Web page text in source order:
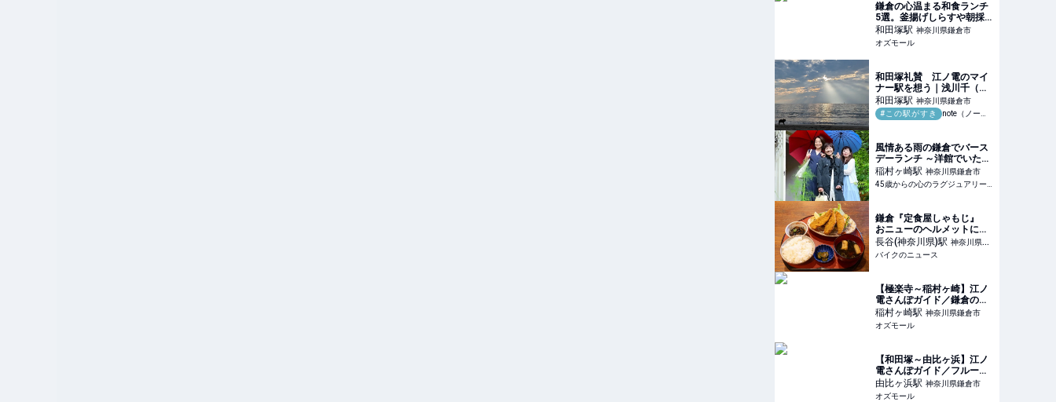
鎌倉の心温まる和食ランチ
5選。釜揚げしらすや朝採
れ魚などを使用した、地元
人からも愛されるお店をご
和田塚駅 神奈川県鎌倉市
オズモール
和田塚礼賛 江ノ電のマイ
ナー駅を想う｜浅川千（ラ
イター・校正者・編集者）
和田塚駅 神奈川県鎌倉市
#この駅がすき
note（ノート）
風情ある雨の鎌倉でバース
デーランチ ～洋館でいただ
く極上フレンチ～
稲村ヶ崎駅 神奈川県鎌倉市
45歳からの心のラグジュアリーメディア
鎌倉『定食屋しゃもじ』
おニューのヘルメットにご
機嫌プチツーリングで遅め
のランチを堪能!! 美味しい
アジフライを求めて走る旅
長谷(神奈川県)駅 神奈川県鎌
倉市
バイクのニュース
【極楽寺～稲村ヶ崎】江ノ
電さんぽガイド／鎌倉のロ
ーカルな街並みに溶け込
む、洋菓子店などの名店を
稲村ヶ崎駅 神奈川県鎌倉市
オズモール
【和田塚～由比ヶ浜】江ノ
電さんぽガイド／フルーツ
好きな店主のカフェや酒屋
さんなど4店舗を満喫 -
由比ヶ浜駅 神奈川県鎌倉市
オズモール